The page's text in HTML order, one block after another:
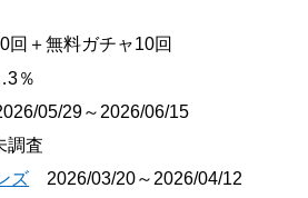
＋無料ガチャ10回
％
05/29～2026/06/15
調査
ズ 2026/03/20～2026/04/12